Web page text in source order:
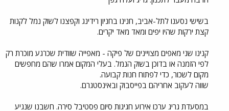
בשישי נסענו לתל-אביב, חנינו בחניון רידינג וקפצנו לשוק נמל לקנות
קצת ירקות שהיו יפים ומאד מאד יקרים.
קנינו שני מאפים מצויינים של פיקה - מאפייה שוודית שכרגע מוכרת רק
לפי הזמנה או בדוכן בשוק הנמל. בעלי המקום אמרו שהם מחפשים
מקום לשכור, כדי לפתוח חנות קבועה.
שווה לעקוב אחריהם בפייסבוק ובאינסטגרם.
במסעדת גריג ערכו אירוע חגיגות סיום פסטיבל סירה. חשבנו שנגיע